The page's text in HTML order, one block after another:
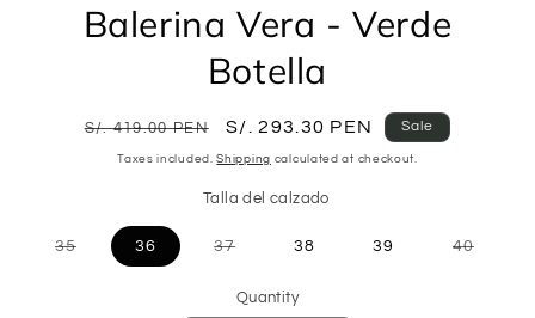
Balerina Vera - Verde
Botella
Regular
price
S/. 419.00 PEN
Sale
price
S/. 293.30 PEN Sale
Taxes included.Shipping calculated at checkout.
Talla del calzado
35Variant36 37Variant
or
38 39 40Variant
Quantity